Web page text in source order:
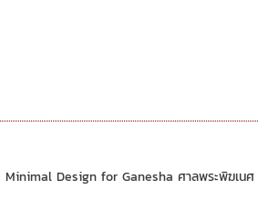
Design for Ganesha ศาลพระพิฆเนศ